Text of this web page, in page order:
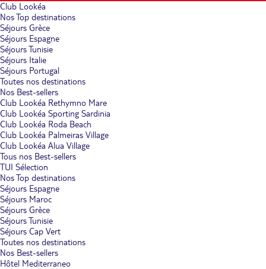
Club Lookéa
Nos Top destinations
Séjours Grèce
Séjours Espagne
Séjours Tunisie
Séjours Italie
Séjours Portugal
Toutes nos destinations
Nos Best-sellers
Club Lookéa Rethymno Mare
Club Lookéa Sporting Sardinia
Club Lookéa Roda Beach
Club Lookéa Palmeiras Village
Club Lookéa Alua Village
Tous nos Best-sellers
TUI Sélection
Nos Top destinations
Séjours Espagne
Séjours Maroc
Séjours Grèce
Séjours Tunisie
Séjours Cap Vert
Toutes nos destinations
Nos Best-sellers
Hôtel Mediterraneo